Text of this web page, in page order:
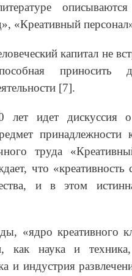
описываются
«Креативный
капитал не
приносить
[7].
лет идет дискуссия о
принадлежности
труда
что
и в этом
«ядро креативного
как наука и
и индустрия